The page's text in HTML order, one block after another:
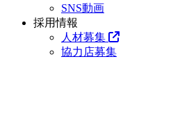
SNS動画
採用情報
人材募集
協力店募集